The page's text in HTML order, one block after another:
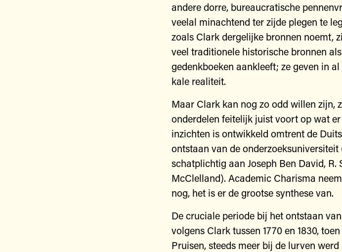
andere dorre, bureaucratische
veelal minachtend ter zijde plegen te
zoals Clark dergelijke bronnen noemt,
veel traditionele historische bronnen
gedenkboeken aankleeft; ze geven in
kale realiteit.
Maar Clark kan nog zo odd willen zijn,
onderdelen feitelijk juist voort op wat
inzichten is ontwikkeld omtrent de
ontstaan van de
schatplichtig aan Joseph Ben David, R.
McClelland). Academic Charisma
nog, het is er de grootse synthese van.
De cruciale periode bij het ontstaan
volgens Clark tussen 1770 en 1830,
Pruisen, steeds meer bij de lurven